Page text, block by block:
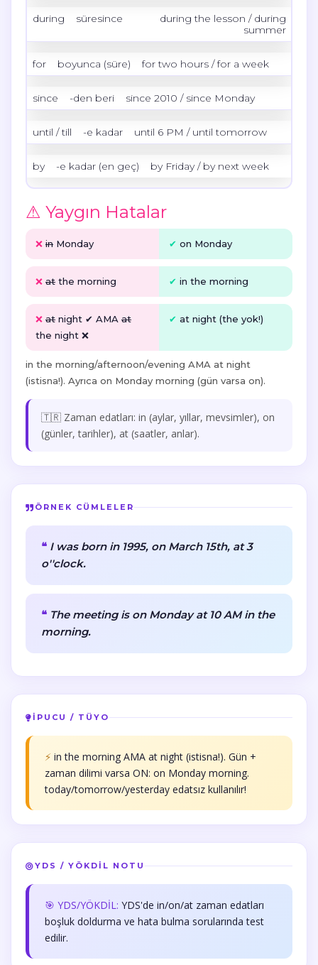
during süresince
during the lesson / during
summer
for boyunca (süre) for two hours / for a week
since -den beri since 2010 / since Monday
until / till -e kadar until 6 PM / until tomorrow
by -e kadar (en geç) by Friday / by next week
⚠ Yaygın Hatalar
❌ in Monday ✔ on Monday
❌ at the morning ✔ in the morning
❌ at night ✔ AMA at
the night ❌
✔ at night (the yok!)
in the morning/afternoon/evening AMA at night
(istisna!). Ayrıca on Monday morning (gün varsa on).
🇹🇷 Zaman edatları: in (aylar, yıllar, mevsimler), on
(günler, tarihler), at (saatler, anlar).
ÖRNEK CÜMLELER
I was born in 1995, on March 15th, at 3
o''clock.
The meeting is on Monday at 10 AM in the
morning.
İPUCU / TÜYO
⚡ in the morning AMA at night (istisna!). Gün +
zaman dilimi varsa ON: on Monday morning.
today/tomorrow/yesterday edatsız kullanılır!
YDS / YÖKDİL NOTU
🎯 YDS/YÖKDİL: YDS'de in/on/at zaman edatları
boşluk doldurma ve hata bulma sorularında test
edilir.